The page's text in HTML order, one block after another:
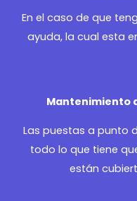
En el caso de que
ayuda, la cual esta
Mantenimiento
Las puestas a punto
todo lo que tiene
están